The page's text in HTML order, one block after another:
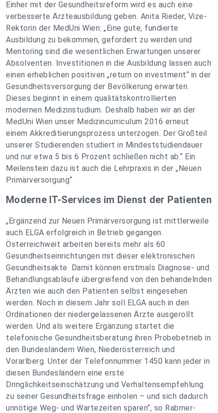
Einher mit der Gesundheitsreform wird es auch eine
verbesserte Ärzteausbildung geben. Anita Rieder, Vize-
Rektorin der MedUni Wien: „Eine gute, fundierte
Ausbildung zu bekommen, gefordert zu werden und
Mentoring sind die wesentlichen Erwartungen unserer
Absolventen. Investitionen in die Ausbildung lassen auch
einen erheblichen positiven „return on investment“ in der
Gesundheitsversorgung der Bevölkerung erwarten.
Dieses beginnt in einem qualitätskontrollierten
modernen Medizinstudium. Deshalb haben wir an der
MedUni Wien unser Medizincurriculum 2016 erneut
einem Akkreditierungsprozess unterzogen. Der Großteil
unserer Studierenden studiert in Mindeststudiendauer
und nur etwa 5 bis 6 Prozent schließen nicht ab.“ Ein
Meilenstein dazu ist auch die Lehrpraxis in der „Neuen
Primärversorgung“
Moderne IT-Services im Dienst der Patienten
„Ergänzend zur Neuen Primärversorgung ist mittlerweile
auch ELGA erfolgreich in Betrieb gegangen.
Österreichweit arbeiten bereits mehr als 60
Gesundheitseinrichtungen mit dieser elektronischen
Gesundheitsakte. Damit können erstmals Diagnose- und
Behandlungsabläufe übergreifend von den behandelnden
Ärzten wie auch den Patienten selbst eingesehen
werden. Noch in diesem Jahr soll ELGA auch in den
Ordinationen der niedergelassenen Ärzte ausgerollt
werden. Und als weitere Ergänzung startet die
telefonische Gesundheitsberatung ihren Probebetrieb in
den Bundesländern Wien, Niederösterreich und
Vorarlberg. Unter der Telefonnummer 1450 kann jeder in
diesen Bundesländern eine erste
Dringlichkeitseinschätzung und Verhaltensempfehlung
zu seiner Gesundheitsfrage einholen – und sich dadurch
unnötige Weg- und Wartezeiten sparen“, so Rabmer-